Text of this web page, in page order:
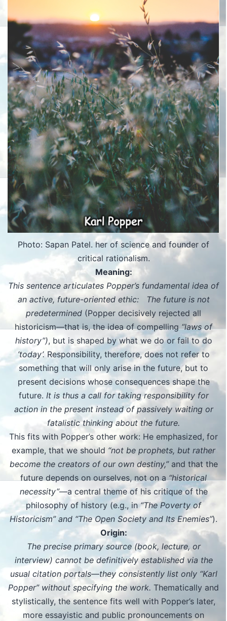
Photo: Sapan Patel. her of science and founder of
critical rationalism.
Meaning:
This sentence articulates Popper’s fundamental idea of
​​an active, future-oriented ethic:
The future is not
predetermined (Popper decisively rejected all
historicism—that is, the idea of ​​compelling“laws of
history”), but is shaped by what we do or fail to do
’today’. Responsibility, therefore, does not refer to
something that will only arise in the future, but to
present decisions whose consequences shape the
future. It is thus a call for taking responsibility for
action in the present instead of passively waiting or
fatalistic thinking about the future.
This fits with Popper’s other work: He emphasized, for
example, that we should “not be prophets, but rather
become the creators of our own destiny,”and that the
future depends on ourselves, not on a“historical
necessity”—a central theme of his critique of the
philosophy of history (e.g., in“The Poverty of
Historicism” and “The Open Society and Its Enemies”).
Origin:
The precise primary source (book, lecture, or
interview) cannot be definitively established via the
usual citation portals—they consistently list only “Karl
Popper” without specifying the work. Thematically and
stylistically, the sentence fits well with Popper’s later,
more essayistic and public pronouncements on